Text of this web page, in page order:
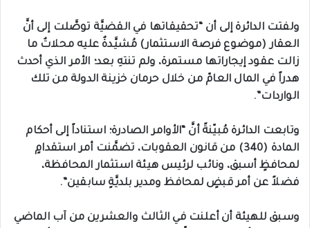
ولفتت الدائرة إلى أن “تحقيقاتها في القضيَّة توصَّلت إلى أنَّ
العقار (موضوع فرصة الاستثمار) مُشيَّدةٌ عليه محلاتٌ ما
زالت عقود إيجاراتها مستمرة، ولم تنتهِ بعد؛ الأمر الذي أحدث
هدراً في المال العامّ من خلال حرمان خزينة الدولة من تلك
الواردات”.
وتابعت الدائرة مُبيّنةً أنَّ “الأوامر الصادرة؛ استناداً إلى أحكام
المادة (340) من قانون العقوبات، تضمَّنت أمر استقدامٍ
لمحافظٍ أسبق، ونائب لرئيس هيئة استثمار المحافظة،
فضلاً عن أمر قبضٍ لمحافظ ومدير بلديَّةٍ سابقين”.
وسبق للهيئة أن أعلنت في الثالث والعشرين من آب الماضي